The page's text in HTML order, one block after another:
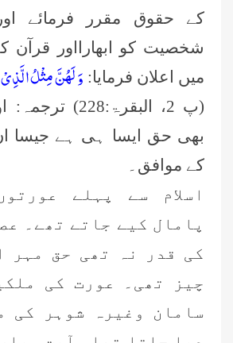
کے حقوق مقرر فرمائے
شخصیت کو ابھارااور قرآن
میں اعلان فرمایا: وَ لَهُنَّ مِثْلُ
(پ 2،
بھی حق ایسا ہی ہے جیسا
کے موافق۔
اسلام سے پہلے
پامال کیے جاتے تھے۔
کی قدر نہ تھی حق مہر
چیز تھی۔ عورت کی
سامان وغیرہ شوہر کی